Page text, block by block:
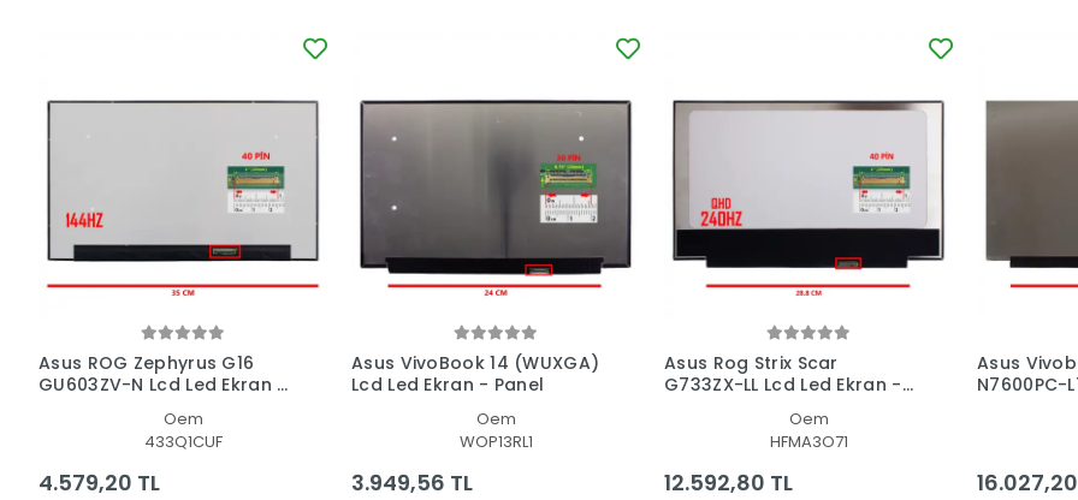
Asus ROG Zephyrus G16
GU603ZV-N Lcd Led Ekran -
Oem
433Q1CUF
4.579,20 TL
Asus VivoBook 14 (WUXGA)
Lcd Led Ekran - Panel
Oem
WOP13RL1
3.949,56 TL
Asus Rog Strix Scar
G733ZX-LL Lcd Led Ekran -
Oem
HFMA3O71
12.592,80 TL
Asus
N7600PC-